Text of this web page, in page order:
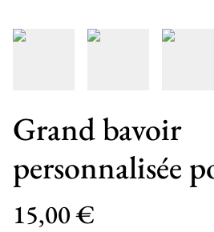
Grand bavoir
personnalisée
15,00 €